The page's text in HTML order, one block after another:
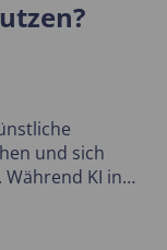
und sich
KI in
zu